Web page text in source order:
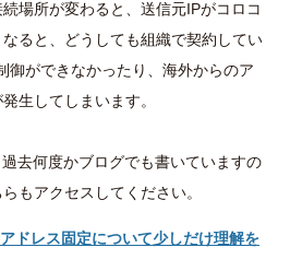
場所が変わると、送信元IPがコロコ
ると、どうしても組織で契約してい
御ができなかったり、海外からのア
生してしまいます。
去何度かブログでも書いていますの
もアクセスしてください。
ドレス固定について少しだけ理解を